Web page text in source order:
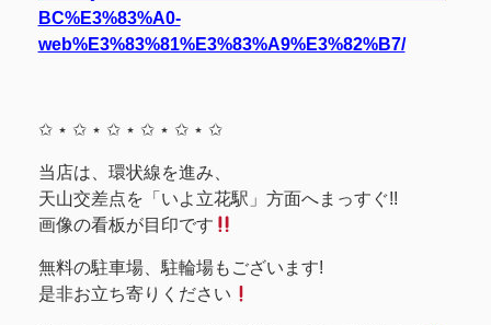
BC%E3%83%A0-
web%E3%83%81%E3%83%A9%E3%82%B7/
✩ ⋆ ✩ ⋆ ✩ ⋆ ✩ ⋆ ✩ ⋆ ✩
当店は、環状線を進み、
天山交差点を「いよ立花駅」方面へまっすぐ!!
画像の看板が目印です
無料の駐車場、駐輪場もございます!
是非お立ち寄りください